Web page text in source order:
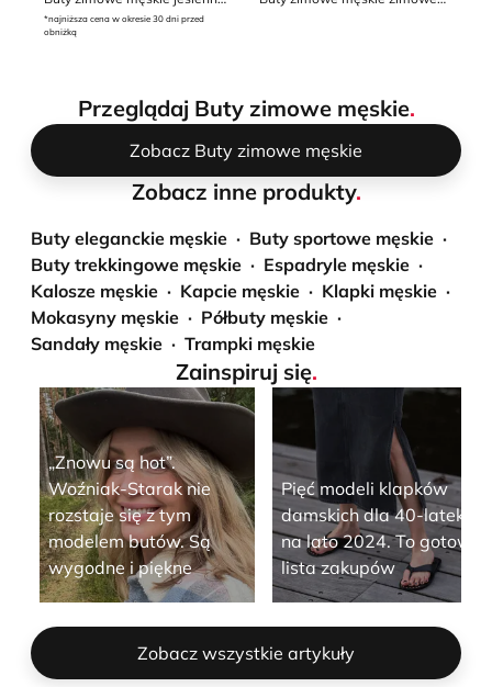
*najniższa cena w okresie 30 dni przed
obniżką
Przeglądaj Buty zimowe męskie.
Zobacz Buty zimowe męskie
Zobacz inne produkty.
Buty eleganckie męskie
Buty sportowe męskie
Buty trekkingowe męskie
Espadryle męskie
Kalosze męskie
Kapcie męskie
Klapki męskie
Mokasyny męskie
Półbuty męskie
Sandały męskie
Trampki męskie
Zainspiruj się.
„Znowu są hot”.
Woźniak-Starak nie
rozstaje się z tym
modelem butów. Są
wygodne i piękne
Pięć modeli klapków
damskich dla 40-latek
na lato 2024. To gotowa
lista zakupów
Zobacz wszystkie artykuły